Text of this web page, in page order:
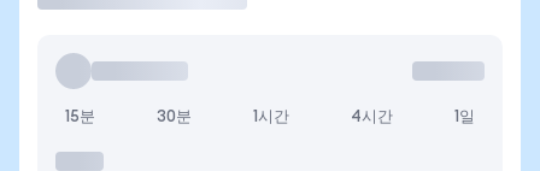
15분 30분 1시간 4시간 1일